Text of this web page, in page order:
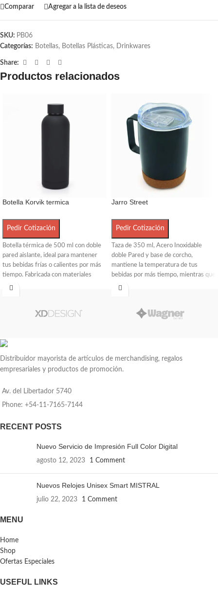
Comparar Agregar a la lista de deseos
SKU: PB06
Categorías: Botellas, Botellas Plásticas, Drinkwares
Share:
Productos relacionados
Botella Korvik termica
Pedir Cotización
Botella térmica de 500 ml con doble
pared aislante, ideal para mantener
tus bebidas frías o calientes por más
tiempo. Fabricada con materiales
seguros, libre de BPA y certificada por
22,6 cm de alto y 7,5 cm de diámetro.
Jarro Street
Pedir Cotización
Taza de 350 ml, Acero Inoxidable
doble Pared y base de corcho,
mantiene la temperatura de tus
bebidas por más tiempo, mientras que
su tapa anti derrame ofrece una
Además, cuenta con una manija que
ReUseMe.
Distribuidor mayorista de artículos de merchandising, regalos
empresariales y productos de promoción.
Av. del Libertador 5740
Phone: +54-11-7165-7144
RECENT POSTS
Nuevo Servicio de Impresión Full Color Digital
agosto 12, 2023 1 Comment
Nuevos Relojes Unisex Smart MISTRAL
julio 22, 2023 1 Comment
MENU
Home
Shop
Ofertas Especiales
USEFUL LINKS